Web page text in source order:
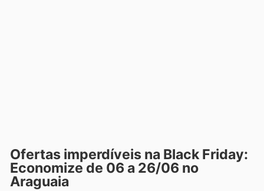
Ofertas imperdíveis na Black Friday:
Economize de 06 a 26/06 no
Araguaia